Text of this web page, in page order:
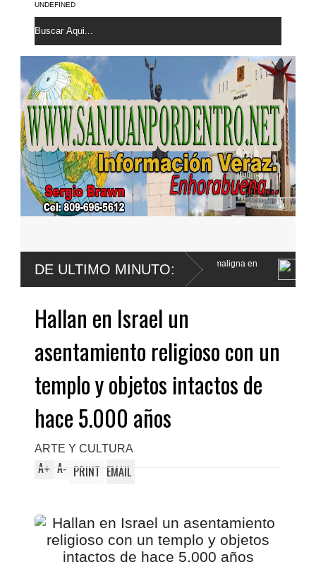
UNDEFINED
DE ULTIMO MINUTO:
le fue extirpada una lesión maligna en
Defensa de Wander
Hallan en Israel un
asentamiento religioso con un
templo y objetos intactos de
hace 5.000 años
ARTE Y CULTURA
A+ A- PRINT EMAIL